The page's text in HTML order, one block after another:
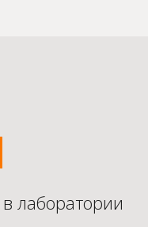
лаборатории